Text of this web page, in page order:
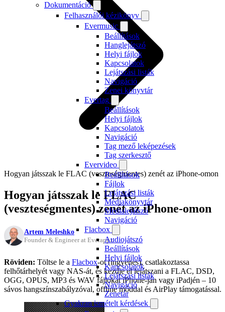
Dokumentáció
Felhasználói kézikönyv
Evermusic
Beállítások
Hanglejátszó
Helyi fájlok
Kapcsolatok
Lejátszási listák
Navigáció
Zenei könyvtár
Evertag
Beállítások
Helyi fájlok
Kapcsolatok
Navigáció
Tag mező leképezések
Tag szerkesztő
Evervideo
Beállítások
Fájlok
Lejátszási listák
Médiakönyvtár
Médialejátszó
Navigáció
Flacbox
Audiojátszó
Beállítások
Helyi fájlok
Kapcsolatok
Lejátszási listák
Navigáció
Zenetár
Gyakran ismételt kérdések
Hogyan játsszak le FLAC (veszteségmentes) zenét az iPhone-omon
Hogyan játsszak le FLAC
(veszteségmentes) zenét az iPhone-omon
Artem Meleshko
Founder & Engineer at Everappz
Röviden: Töltse le a Flacbox-ot (ingyenes), csatlakoztassa
felhőtárhelyét vagy NAS-át, és kezdje el lejátszani a FLAC, DSD,
OGG, OPUS, MP3 és WAV fájlokat iPhone-ján vagy iPadjén – 10
sávos hangszínszabályzóval, offline móddal és AirPlay támogatással.